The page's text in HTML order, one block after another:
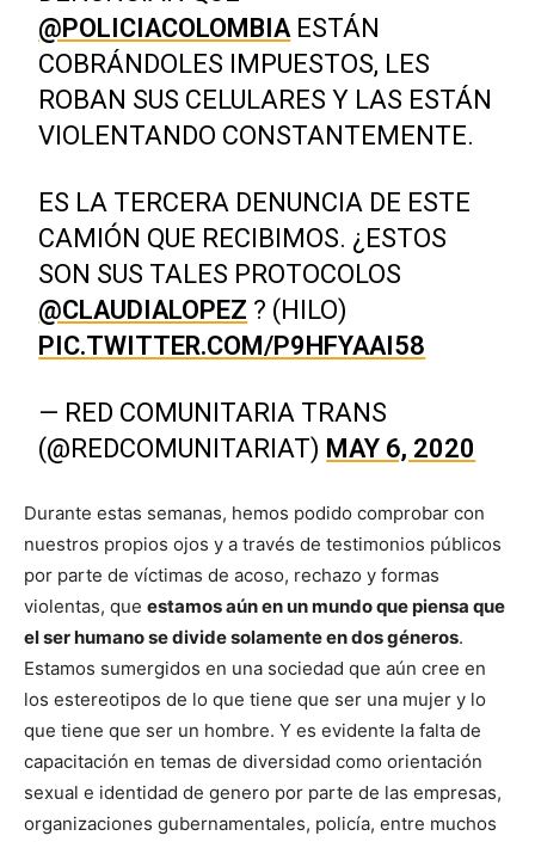
@POLICIACOLOMBIAESTÁN
COBRÁNDOLES IMPUESTOS, LES
ROBAN SUS CELULARES Y LAS ESTÁN
VIOLENTANDO CONSTANTEMENTE.
ES LA TERCERA DENUNCIA DE ESTE
CAMIÓN QUE RECIBIMOS. ¿ESTOS
SON SUS TALES PROTOCOLOS
@CLAUDIALOPEZ ? (HILO)
PIC.TWITTER.COM/P9HFYAAI58
— RED COMUNITARIA TRANS
(@REDCOMUNITARIAT) MAY 6, 2020
Durante estas semanas, hemos podido comprobar con
nuestros propios ojos y a través de testimonios públicos
por parte de víctimas de acoso, rechazo y formas
violentas, que estamos aún en un mundo que piensa que
el ser humano se divide solamente en dos géneros.
Estamos sumergidos en una sociedad que aún cree en
los estereotipos de lo que tiene que ser una mujer y lo
que tiene que ser un hombre. Y es evidente la falta de
capacitación en temas de diversidad como orientación
sexual e identidad de genero por parte de las empresas,
organizaciones gubernamentales, policía, entre muchos